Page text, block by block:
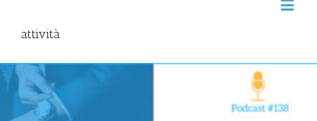
attività